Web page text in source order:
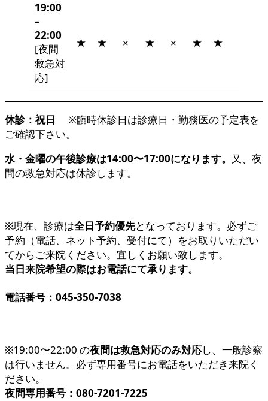
19:00
–
22:00
[夜間
救急対
応]
★ ★ × ★ × ★ ★
休診：祝日 ※臨時休診日は診療日・勤務医の予定表を
ご確認下さい。
水・金曜の午後診療は14:00〜17:00になります。 又、夜
間の救急対応は休診します。
※現在、診療は全日予約優先となっております。必ずご
予約（電話、ネット予約、受付にて）をお取りいただい
てからご来院ください。宜しくお願い致します。
当日来院希望の際はお電話にて承ります。
電話番号：045-350-7038
※19:00〜22:00 の夜間は救急対応のみ対応し、一般診察
は行いません。必ず専用番号にお電話をいただき来院く
ださい。
夜間専用番号：080-7201-7225